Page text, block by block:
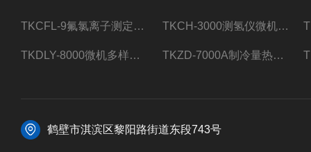
TKCFL-9氟氯离子测定仪自动煤质检测 TKCH-3000测氢仪微机氢元素测定煤质检测
TKDLY-8000微机多样测硫仪自动定硫仪化验室硫含量测定 TKZD-7000A制冷量热仪自动升降热值仪煤质检测
鹤壁市淇滨区黎阳路街道东段743号